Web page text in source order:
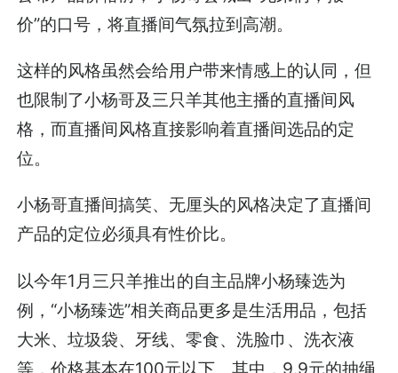
价”的口号，将直播间气氛拉到高潮。
这样的风格虽然会给用户带来情感上的认同，但
也限制了小杨哥及三只羊其他主播的直播间风
格，而直播间风格直接影响着直播间选品的定
位。
小杨哥直播间搞笑、无厘头的风格决定了直播间
产品的定位必须具有性价比。
以今年1月三只羊推出的自主品牌小杨臻选为
例，“小杨臻选”相关商品更多是生活用品，包括
大米、垃圾袋、牙线、零食、洗脸巾、洗衣液
等，价格基本在100元以下。其中，9.9元的抽绳